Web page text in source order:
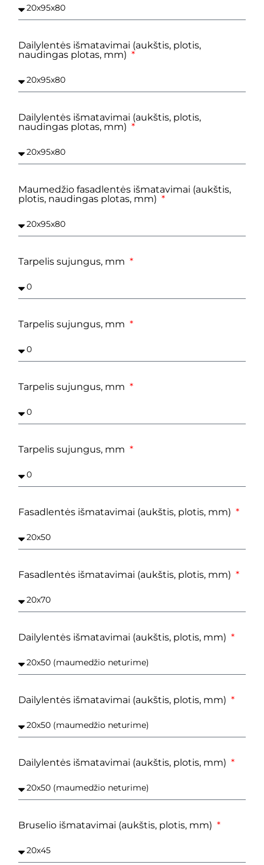
Dailylentės išmatavimai (aukštis, plotis,
naudingas plotas, mm)
Dailylentės išmatavimai (aukštis, plotis,
naudingas plotas, mm)
Maumedžio fasadlentės išmatavimai (aukštis,
plotis, naudingas plotas, mm)
Tarpelis sujungus, mm
Tarpelis sujungus, mm
Tarpelis sujungus, mm
Tarpelis sujungus, mm
Fasadlentės išmatavimai (aukštis, plotis, mm)
Fasadlentės išmatavimai (aukštis, plotis, mm)
Dailylentės išmatavimai (aukštis, plotis, mm)
Dailylentės išmatavimai (aukštis, plotis, mm)
Dailylentės išmatavimai (aukštis, plotis, mm)
Bruselio išmatavimai (aukštis, plotis, mm)